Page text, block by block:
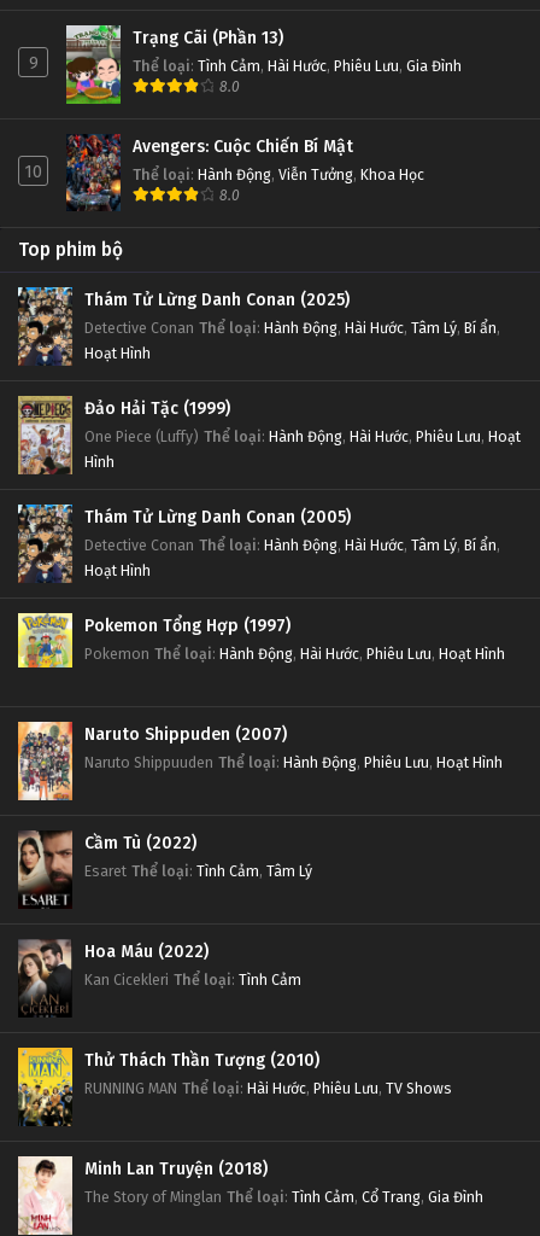
9
Trạng Cãi (Phần 13)
Thể loại: Tình Cảm, Hài Hước, Phiêu Lưu, Gia Đình
8.0
10
Avengers: Cuộc Chiến Bí Mật
Thể loại: Hành Động, Viễn Tưởng, Khoa Học
8.0
Top phim bộ
Thám Tử Lừng Danh Conan (2025)
Detective Conan Thể loại: Hành Động, Hài Hước, Tâm Lý, Bí ẩn,
Hoạt Hình
Đảo Hải Tặc (1999)
One Piece (Luffy) Thể loại: Hành Động, Hài Hước, Phiêu Lưu, Hoạt
Hình
Thám Tử Lừng Danh Conan (2005)
Detective Conan Thể loại: Hành Động, Hài Hước, Tâm Lý, Bí ẩn,
Hoạt Hình
Pokemon Tổng Hợp (1997)
Pokemon Thể loại: Hành Động, Hài Hước, Phiêu Lưu, Hoạt Hình
Naruto Shippuden (2007)
Naruto Shippuuden Thể loại: Hành Động, Phiêu Lưu, Hoạt Hình
Cầm Tù (2022)
Esaret Thể loại: Tình Cảm, Tâm Lý
Hoa Máu (2022)
Kan Cicekleri Thể loại: Tình Cảm
Thử Thách Thần Tượng (2010)
RUNNING MAN Thể loại: Hài Hước, Phiêu Lưu, TV Shows
Minh Lan Truyện (2018)
The Story of Minglan Thể loại: Tình Cảm, Cổ Trang, Gia Đình